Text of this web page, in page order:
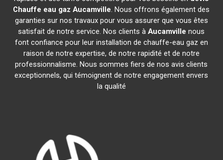
Chauffe eau gaz Aucamville. Nous offrons également des
garanties sur nos travaux pour vous assurer que vous êtes
satisfait de notre service. Nos clients àAucamville nous
font confiance pour leur installation de chauffe-eau gaz en
raison de notre expertise, de notre rapidité et de notre
professionnalisme. Nous sommes fiers de nos avis clients
exceptionnels, qui témoignent de notre engagement envers
la qualité